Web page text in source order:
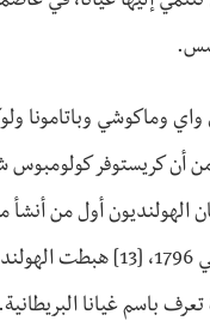
وباتامونا
أن كريستوفر كولومبوس
باسم غيانا البريطانية.